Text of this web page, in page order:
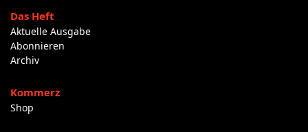
Das Heft
Aktuelle Ausgabe
Abonnieren
Archiv
Kommerz
Shop